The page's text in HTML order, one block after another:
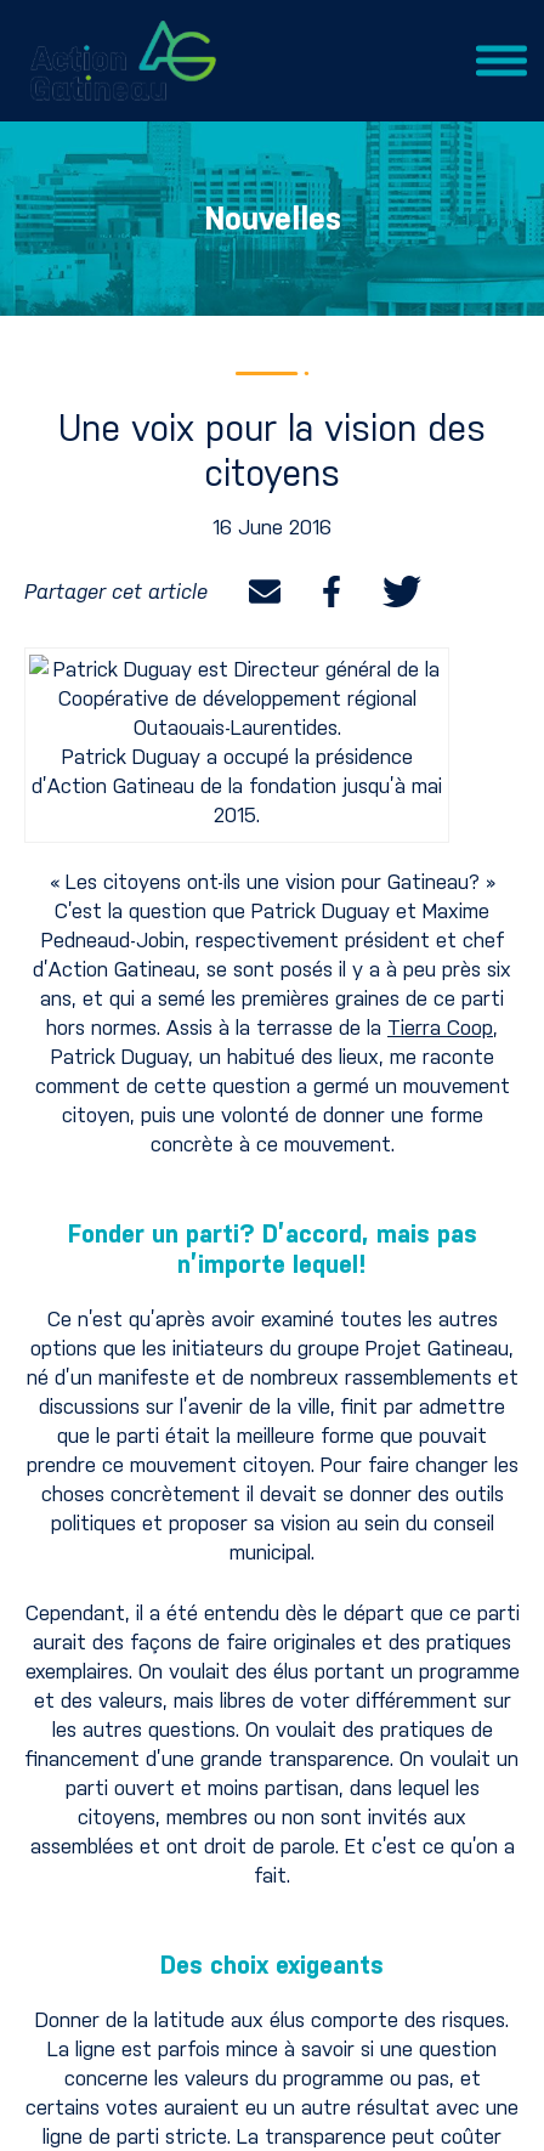
Nouvelles
Une voix pour la vision des
citoyens
16 June 2016
Partager cet article
Patrick Duguay a occupé la présidence
d’Action Gatineau de la fondation jusqu’à mai
2015.
« Les citoyens ont-ils une vision pour Gatineau? »
C’est la question que Patrick Duguay et Maxime
Pedneaud-Jobin, respectivement président et chef
d’Action Gatineau, se sont posés il y a à peu près six
ans, et qui a semé les premières graines de ce parti
hors normes. Assis à la terrasse de la Tierra Coop,
Patrick Duguay, un habitué des lieux, me raconte
comment de cette question a germé un mouvement
citoyen, puis une volonté de donner une forme
concrète à ce mouvement.
Fonder un parti? D’accord, mais pas
n’importe lequel!
Ce n’est qu’après avoir examiné toutes les autres
options que les initiateurs du groupe Projet Gatineau,
né d’un manifeste et de nombreux rassemblements et
discussions sur l’avenir de la ville, finit par admettre
que le parti était la meilleure forme que pouvait
prendre ce mouvement citoyen. Pour faire changer les
choses concrètement il devait se donner des outils
politiques et proposer sa vision au sein du conseil
municipal.
Cependant, il a été entendu dès le départ que ce parti
aurait des façons de faire originales et des pratiques
exemplaires. On voulait des élus portant un programme
et des valeurs, mais libres de voter différemment sur
les autres questions. On voulait des pratiques de
financement d’une grande transparence. On voulait un
parti ouvert et moins partisan, dans lequel les
citoyens, membres ou non sont invités aux
assemblées et ont droit de parole. Et c’est ce qu’on a
fait.
Des choix exigeants
Donner de la latitude aux élus comporte des risques.
La ligne est parfois mince à savoir si une question
concerne les valeurs du programme ou pas, et
certains votes auraient eu un autre résultat avec une
ligne de parti stricte. La transparence peut coûter